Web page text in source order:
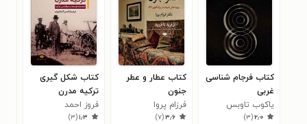
کتاب فرجام شناسی
غربی
یاکوب تاوبس
۲٫۰(۳)
کتاب عطار و عطر
جنون
فرزام پروا
۳٫۶(۷)
کتاب شکل گیری
ترکیه مدرن
فروز احمد
۱٫۳(۳)